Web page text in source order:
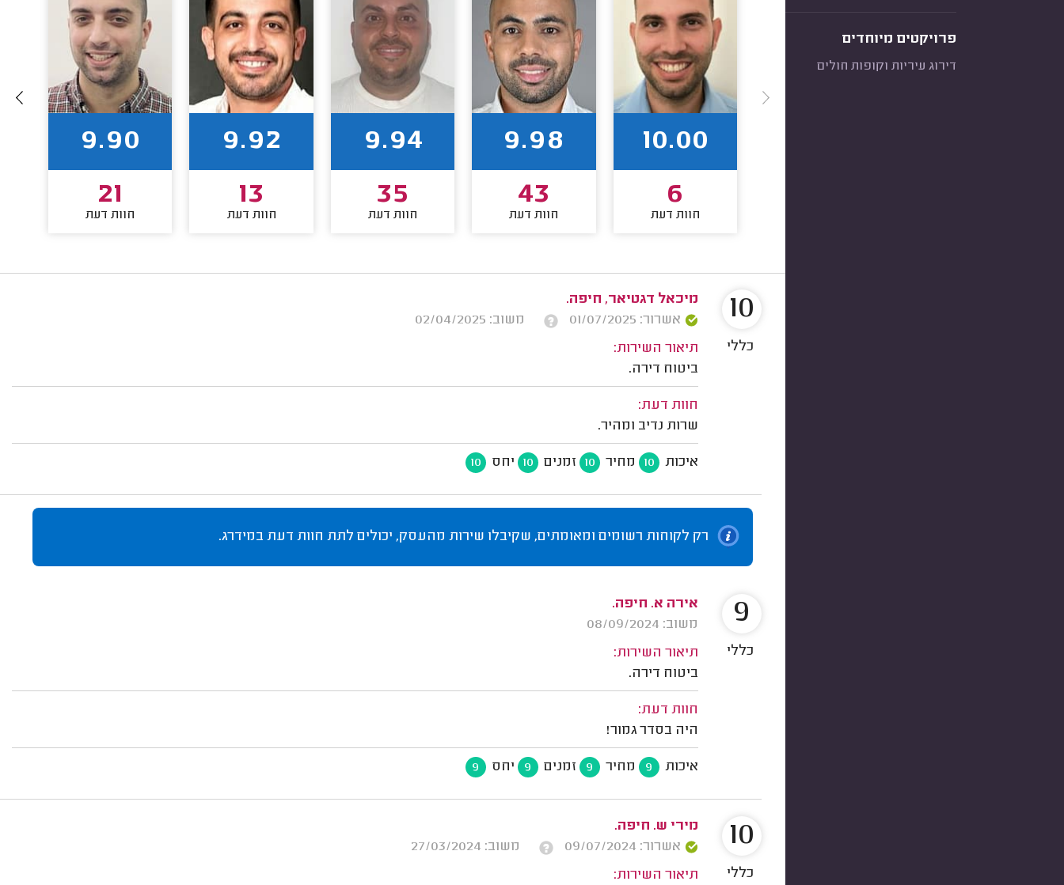
פרויקטים מיוחדים
דירוג עיריות וקופות חולים
10.00
6
חוות דעת
9.98
43
חוות דעת
9.94
35
חוות דעת
9.92
13
חוות דעת
9.90
21
חוות דעת
מיכאל דגטיאר, חיפה.
אשרור: 01/07/2025
משוב: 02/04/2025
תיאור השירות:
ביטוח דירה.
חוות דעת:
שרות נדיב ומהיר.
איכות 10 מחיר 10 זמנים 10 יחס 10
10
כללי
רק לקוחות רשומים ומאומתים, שקיבלו שירות מהעסק, יכולים לתת חוות דעת במידרג.
אירה א. חיפה.
משוב: 08/09/2024
תיאור השירות:
ביטוח דירה.
חוות דעת:
היה בסדר גמור!
איכות 9 מחיר 9 זמנים 9 יחס 9
9
כללי
מירי ש. חיפה.
אשרור: 09/07/2024
משוב: 27/03/2024
תיאור השירות:
10
כללי